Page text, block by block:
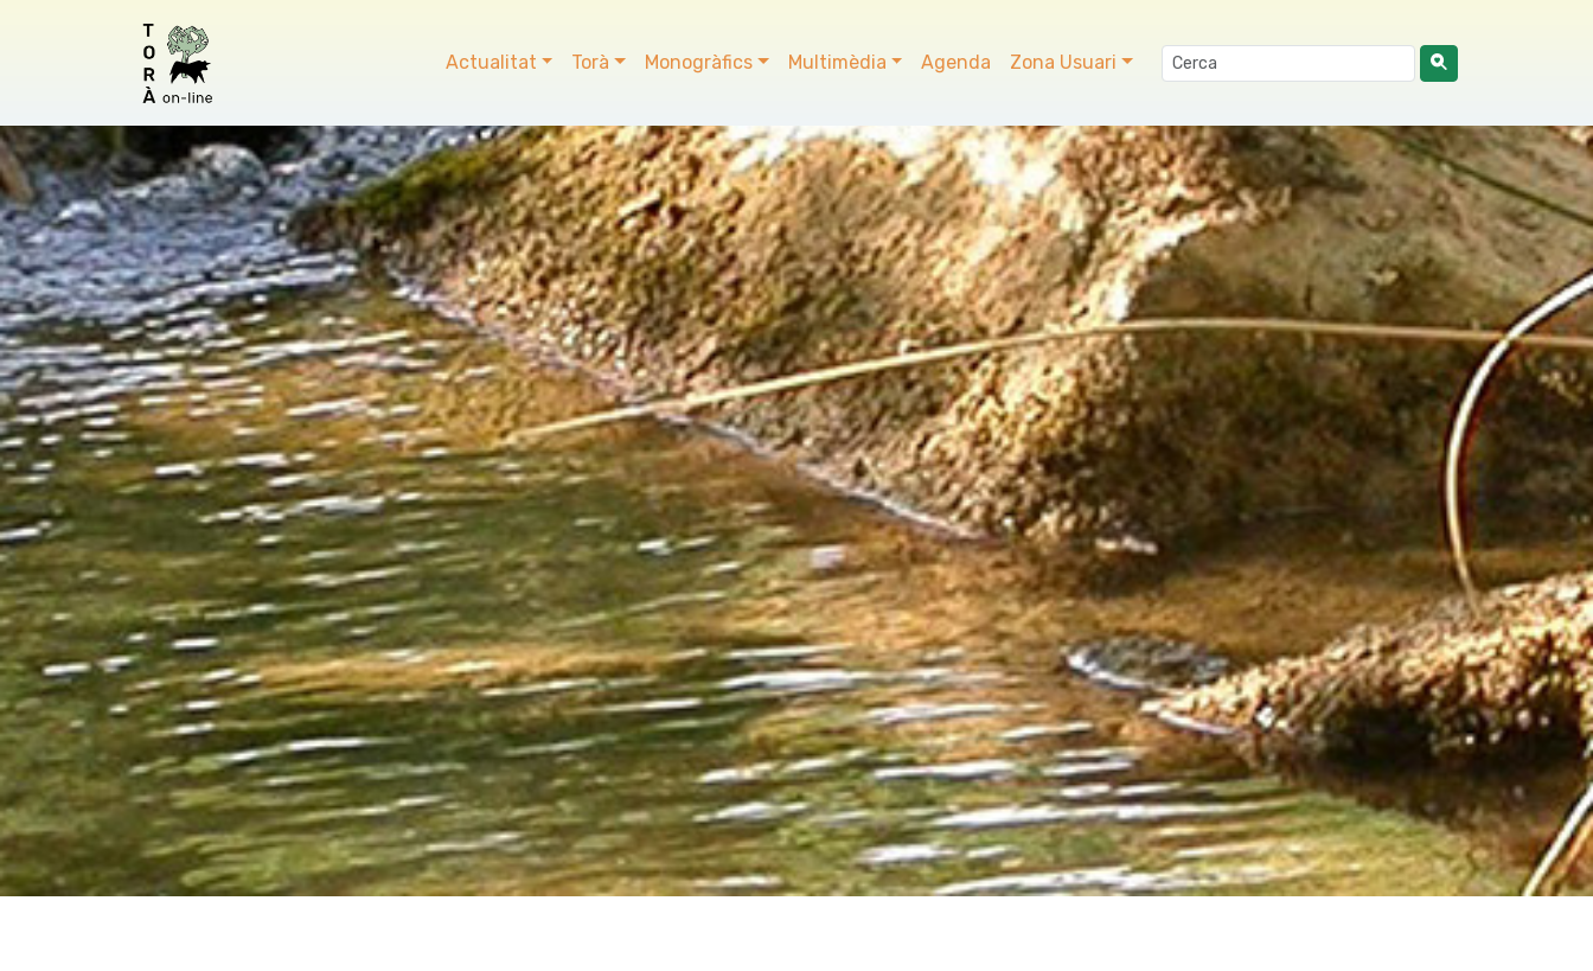
Actualitat Torà Monogràfics Multimèdia Agenda Zona Usuari